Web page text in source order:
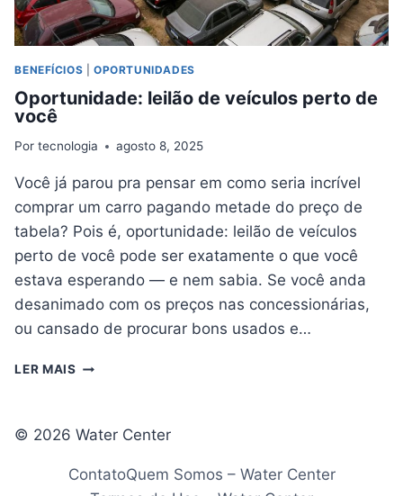
BENEFÍCIOS |OPORTUNIDADES
Oportunidade: leilão de veículos perto de
você
Por tecnologia agosto 8, 2025
Você já parou pra pensar em como seria incrível
comprar um carro pagando metade do preço de
tabela? Pois é, oportunidade: leilão de veículos
perto de você pode ser exatamente o que você
estava esperando — e nem sabia. Se você anda
desanimado com os preços nas concessionárias,
ou cansado de procurar bons usados e…
LER MAIS OPORTUNIDADE:
PERTO
VOCÊ
© 2026 Water Center
ContatoQuem Somos – Water Center